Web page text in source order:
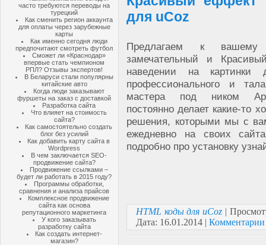
часто требуются переводы на
турецкий
Как сменить регион аккаунта
для оплаты через зарубежные
карты
Как именно сегодня люди
предпочитают смотреть футбол
Сможет ли «Краснодар»
впервые стать чемпионом
РПЛ? Отзывы экспертов!
В Беларуси стали популярны
китайские авто
Когда люди заказывают
фуршеты на заказ с доставкой
Разработка сайта
Что влияет на стоимость
сайта?
Как самостоятельно создать
блог без усилий
Как добавить карту сайта в
Wordpress
В чем заключается SEO-
продвижение сайта?
Продвижение ссылками –
будет ли работать в 2015 году?
Программы обработки,
сравнения и анализа прайсов
Комплексное продвижение
сайта как основа
репутационного маркетинга
У кого заказывать
разработку сайта
Как создать интернет-
магазин?
для uCoz
Предлагаем к вашему
замечательный и
наведении на
профессионального и
мастера под ником
постоянно делает какие-то
решения, которыми мы с
ежедневно на своих
подробно про установку
HTML коды для uCoz |
Дата: 16.01.2014 |